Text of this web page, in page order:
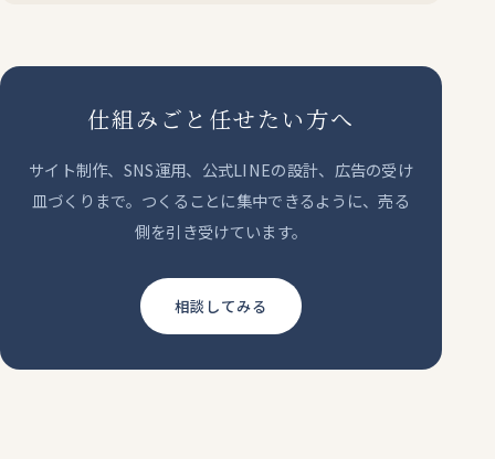
仕組みごと任せたい方へ
サイト制作、SNS運用、公式LINEの設計、広告の受け
皿づくりまで。つくることに集中できるように、売る
側を引き受けています。
相談してみる